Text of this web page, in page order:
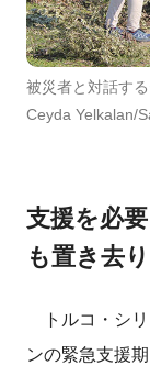
被災者と対話す
Ceyda Yelkalan/
支援を必
も置き去
トルコ・シリ
ンの緊急支援